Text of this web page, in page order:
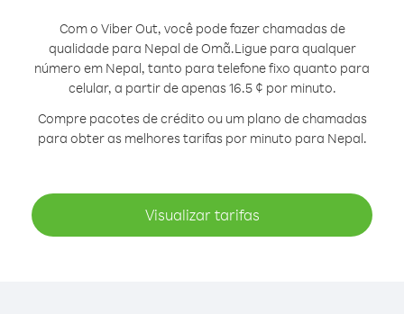
Com o Viber Out, você pode fazer chamadas de
qualidade para Nepal de Omã.Ligue para qualquer
número em Nepal, tanto para telefone fixo quanto para
celular, a partir de apenas 16.5 ¢ por minuto.
Compre pacotes de crédito ou um plano de chamadas
para obter as melhores tarifas por minuto para Nepal.
Visualizar tarifas